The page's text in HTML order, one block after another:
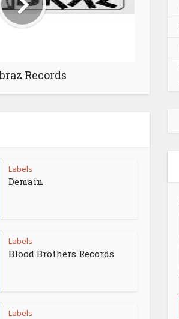
Records
Labels
Demain
Labels
Blood Brothers Records
Labels